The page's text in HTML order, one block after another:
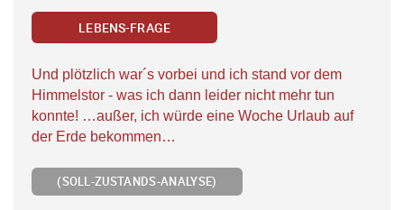
LEBENS-FRAGE
Und plötzlich war´s vorbei und ich stand vor dem
Himmelstor - was ich dann leider nicht mehr tun
konnte! …außer, ich würde eine Woche Urlaub auf
der Erde bekommen…
(SOLL-ZUSTANDS-ANALYSE)